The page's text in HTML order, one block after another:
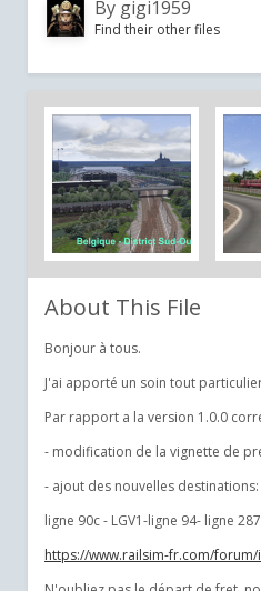
By gigi1959
Find their other files
About This File
Bonjour à tous.
J'ai apporté un soin tout
Par rapport a la version 1.0.0
- modification de la vignette de
- ajout des nouvelles destinations:
ligne 90c - LGV1-ligne 94- ligne 287
https://www.railsim-fr.com/